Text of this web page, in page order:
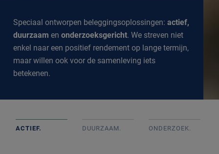
Speciaal ontworpen beleggingsoplossingen: actief,
duurzaam en onderzoeksgericht. We streven niet
enkel naar een positief rendement op lange termijn,
maar willen ook voor de samenleving iets
betekenen.
ACTIEF. DUURZAAM. ONDERZOEK.